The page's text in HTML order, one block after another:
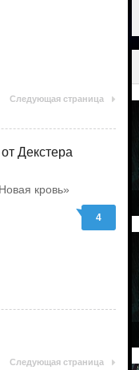
Следующая страница
Декстера
кровь»
4
Следующая страница